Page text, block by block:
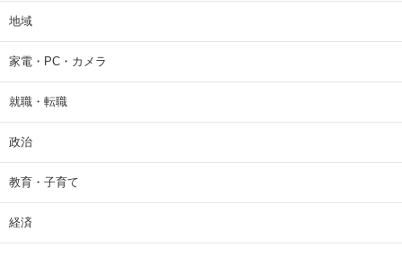
地域
家電・PC・カメラ
就職・転職
政治
教育・子育て
経済